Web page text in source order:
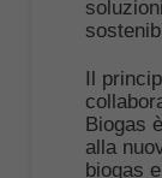
Il
Biogas
alla
biogas